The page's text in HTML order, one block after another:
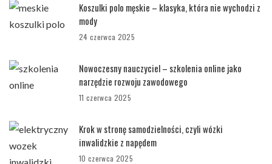
Koszulki polo męskie – klasyka, która nie wychodzi z
mody
24 czerwca 2025
Nowoczesny nauczyciel – szkolenia online jako
narzędzie rozwoju zawodowego
11 czerwca 2025
Krok w stronę samodzielności, czyli wózki
inwalidzkie z napędem
10 czerwca 2025